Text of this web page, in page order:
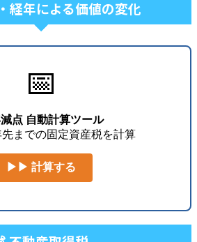
経年による価値の変化
📅
点 自動計算ツール
先までの固定資産税を計算
▶▶ 計算する